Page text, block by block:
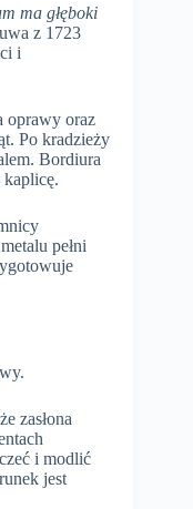
ma głęboki
z 1723
i
oprawy oraz
Po kradzieży
Bordiura
pełni
zasłona
i modlić
jest